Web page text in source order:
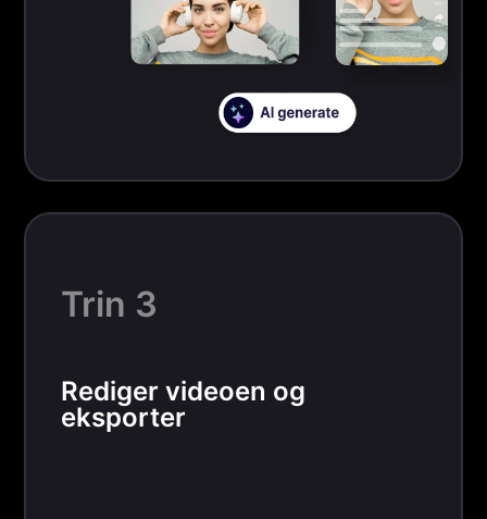
Trin 3
Rediger videoen og
eksporter